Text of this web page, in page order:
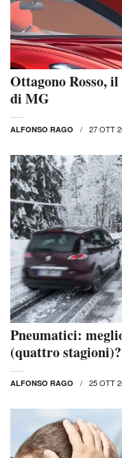
Ottagono Rosso,
di MG
ALFONSO RAGO 27 OTT
Pneumatici:
(quattro stagioni)?
ALFONSO RAGO 25 OTT